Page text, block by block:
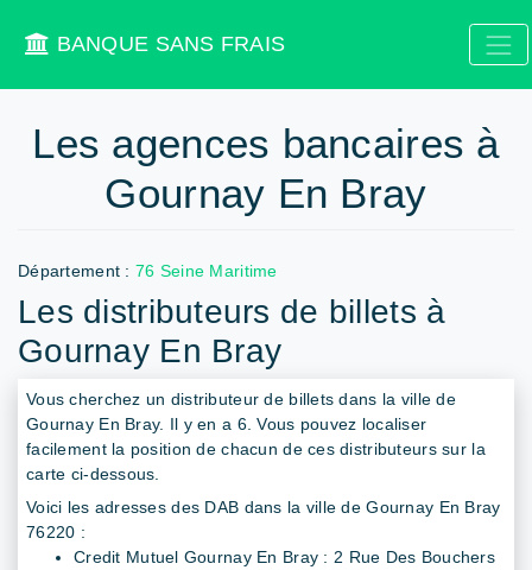
BANQUE SANS FRAIS
Les agences bancaires à
Gournay En Bray
Département : 76 Seine Maritime
Les distributeurs de billets à
Gournay En Bray
Vous cherchez un distributeur de billets dans la ville de
Gournay En Bray. Il y en a 6. Vous pouvez localiser
facilement la position de chacun de ces distributeurs sur la
carte ci-dessous.
Voici les adresses des DAB dans la ville de Gournay En Bray
76220 :
Credit Mutuel Gournay En Bray : 2 Rue Des Bouchers